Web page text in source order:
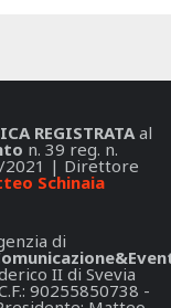
REGISTRATAal
n. 39 reg. n.
2021 | Direttore
Schinaia
di
II di Svevia
90255850738 -